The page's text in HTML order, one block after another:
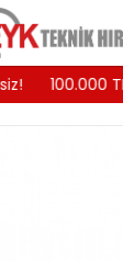
100.000